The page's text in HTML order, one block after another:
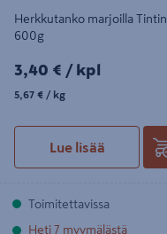
Herkkutanko marjoilla Tintin
600g
3,40€/kpl
3,40 € / kpl
5,67€/kg
5,67 € / kg
Lue lisää
Toimitettavissa
Heti 7 myymälästä